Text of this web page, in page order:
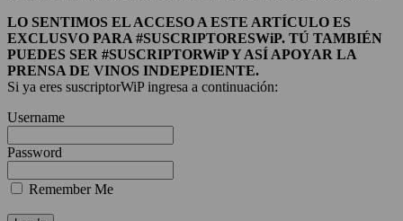
LO SENTIMOS EL ACCESO A ESTE ARTÍCULO ES
EXCLUSVO PARA #SUSCRIPTORESWiP. TÚ TAMBIÉN
PUEDES SER #SUSCRIPTORWiP Y ASÍ APOYAR LA
PRENSA DE VINOS INDEPEDIENTE.
Si ya eres suscriptorWiP ingresa a continuación:
Username
Password
Remember Me